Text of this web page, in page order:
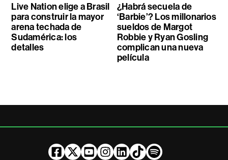
Live Nation elige a Brasil
para construir la mayor
arena techada de
Sudamérica: los
detalles
¿Habrá secuela de
‘Barbie’? Los millonarios
sueldos de Margot
Robbie y Ryan Gosling
complican una nueva
película